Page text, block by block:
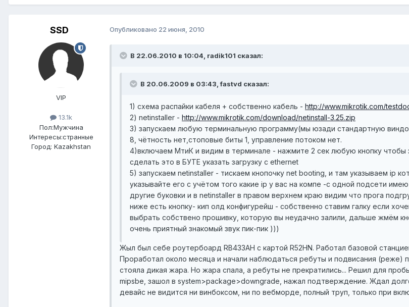
SSD
VIP
13.1k
Пол:Мужчина
Интересы:странные
Город: Kazakhstan
Опубликовано 22 июня, 2010
В 22.06.2010 в 10:04, radik101 сказал:
В 20.06.2009 в 03:43, fastvd сказал:
1) схема распайки кабеля + собственно кабель - http://www.mikrotik.com/
2) netinstaller - http://www.mikrotik.com/download/netinstall-3.25.zip
3) запускаем любую терминальную программу(мы юзади стандартную
8, чётность нет,стоповые биты 1, управление потоком нет.
4)включаем МтиК и видим в терминале - нажмите 2 сек любую кнопку
сделать это в БУТЕ указать загрузку с ethernet
5) запускаем netinstaller - тискаем кнопочку net booting, и там указываем ip
указывайте его с учётом того какие ip у вас на компе -с одной подсети
другие буковки и в netinstaller в правом верхнем краю видим что прога
ниже есть кнопку- кип олд конфигурейш - собственно ставим галку если
выбрать собствено прошивку, которую вы неудачно залили, дальше жмём
очень приятный знакомый звук пик-пик )))
Жыл был себе роутербоард RB433AH с картой R52HN. Работал базовой
Проработал около месяца и начали наблюдаться ребуты и подвисания (реже)
стояла дикая жара. Но жара спала, а ребуты не прекратились... Решил для
mipsbe, зашол в system>package>downgrade, нажал подтверждение. Ждал
девайс не видится ни винбоксом, ни по вебморде, полный труп, только при